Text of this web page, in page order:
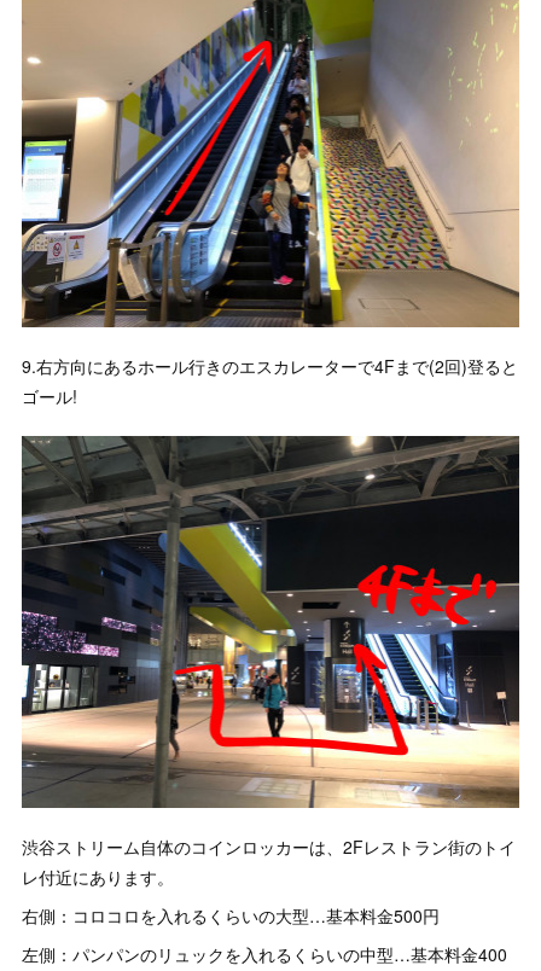
9.右方向にあるホール行きのエスカレーターで4Fまで(2回)登ると
ゴール!
渋谷ストリーム自体のコインロッカーは、2Fレストラン街のトイ
レ付近にあります。
右側：コロコロを入れるくらいの大型…基本料金500円
左側：パンパンのリュックを入れるくらいの中型…基本料金400